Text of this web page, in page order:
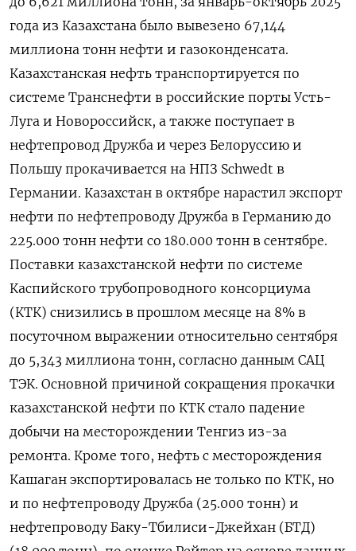
года из Казахстана было вывезено 67,144
миллиона тонн нефти и газоконденсата.
Казахстанская нефть транспортируется по
системе Транснефти в российские порты Усть-
Луга и Новороссийск, а также поступает в
нефтепровод Дружба и через Белоруссию и
Польшу прокачивается на НПЗ Sсhwedt в
Германии. Казахстан в октябре нарастил экспорт
нефти по нефтепроводу Дружба в Германию до
225.000 тонн нефти со 180.000 тонн в сентябре.
Поставки казахстанской нефти по системе
Каспийского трубопроводного консорциума
(КТК) снизились в прошлом месяце на 8% в
посуточном выражении относительно сентября
до 5,343 миллиона тонн, согласно данным САЦ
ТЭК. Основной причиной сокращения прокачки
казахстанской нефти по КТК стало падение
добычи на месторождении Тенгиз из-за
ремонта. Кроме того, нефть с месторождения
Кашаган экспортировалась не только по КТК, но
и по нефтепроводу Дружба (25.000 тонн) и
нефтепроводу Баку-Тбилиси-Джейхан (БТД)